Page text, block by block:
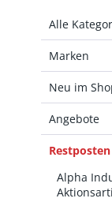
Alle
Marken
Neu im
Angebote
Alpha